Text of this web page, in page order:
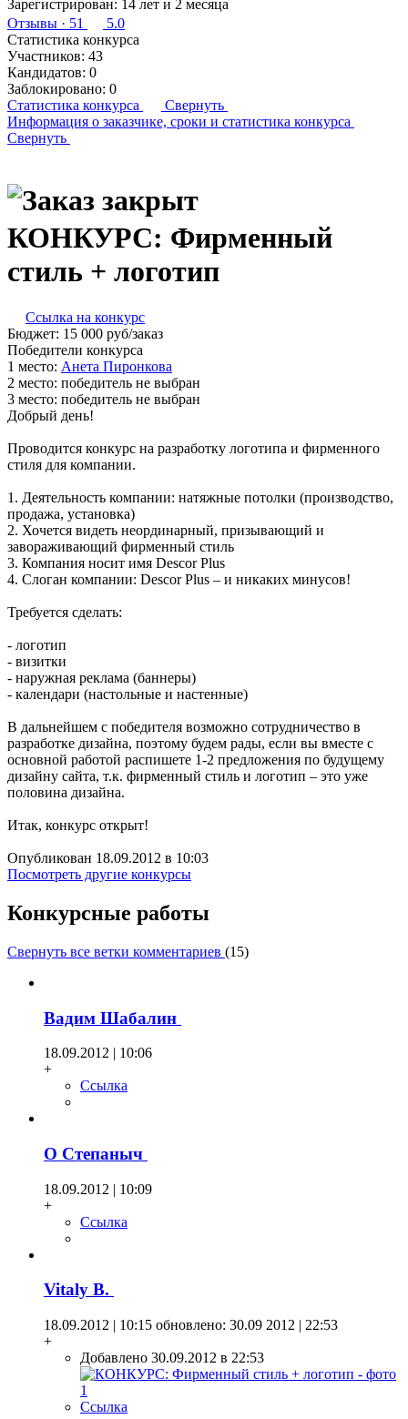
Зарегистрирован: 14 лет и 2 месяца
Отзывы · 51
5.0
Статистика конкурса
Участников: 43
Кандидатов: 0
Заблокировано: 0
Статистика конкурса
Свернуть
Информация о заказчике, сроки и статистика конкурса
Свернуть
КОНКУРС: Фирменный
стиль + логотип
Ссылка на конкурс
Бюджет: 15 000 руб/заказ
Победители конкурса
1 место: Ане­та Пи­рон­ко­ва
2 место: победитель не выбран
3 место: победитель не выбран
Добрый день!
Проводится конкурс на разработку логотипа и фирменного
стиля для компании.
1. Деятельность компании: натяжные потолки (производство,
продажа, установка)
2. Хочется видеть неординарный, призывающий и
завораживающий фирменный стиль
3. Компания носит имя Descor Plus
4. Слоган компании: Descor Plus – и никаких минусов!
Требуется сделать:
- логотип
- визитки
- наружная реклама (баннеры)
- календари (настольные и настенные)
В дальнейшем с победителя возможно сотрудничество в
разработке дизайна, поэтому будем рады, если вы вместе с
основной работой распишете 1-2 предложения по будущему
дизайну сайта, т.к. фирменный стиль и логотип – это уже
половина дизайна.
Итак, конкурс открыт!
Опубликован 18.09.2012 в 10:03
Посмотреть другие конкурсы
Конкурсные работы
Свернуть все ветки комментариев (15)
Вадим Шабалин
18.09.2012 | 10:06
+
Ссылка
О Степаныч
18.09.2012 | 10:09
+
Ссылка
Vitaly B.
18.09.2012 | 10:15 обновлено: 30.09 2012 | 22:53
+
Добавлено 30.09.2012 в 22:53
Ссылка